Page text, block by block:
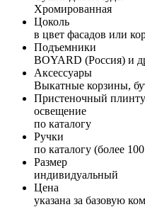
Хромированная
Цоколь
в цвет фасадов или
Подъемники
BOYARD (Россия) и
Аксессуары
Выкатные корзины,
Пристеночный
освещение
по каталогу
Ручки
по каталогу (более
Размер
индивидуальный
Цена
указана за базовую